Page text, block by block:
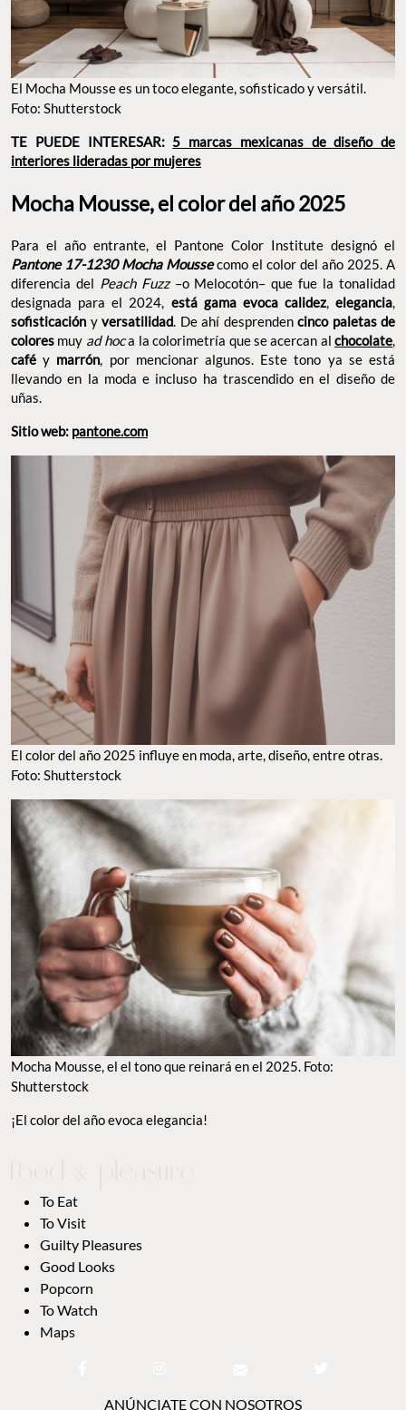
El Mocha Mousse es un toco elegante, sofisticado y versátil.
Foto: Shutterstock
TE PUEDE INTERESAR: 5 marcas mexicanas de diseño de
interiores lideradas por mujeres
Mocha Mousse, el color del año 2025
Para el año entrante, el Pantone Color Institute designó el
Pantone 17-1230 Mocha Moussecomo el color del año 2025. A
diferencia del Peach Fuzz –o Melocotón– que fue la tonalidad
designada para el 2024, está gama evoca calidez, elegancia,
sofisticación y versatilidad. De ahí desprenden cinco paletas de
colores muy ad hoca la colorimetría que se acercan alchocolate,
café y marrón, por mencionar algunos. Este tono ya se está
llevando en la moda e incluso ha trascendido en el diseño de
uñas.
Sitio web: pantone.com
El color del año 2025 influye en moda, arte, diseño, entre otras.
Foto: Shutterstock
Mocha Mousse, el el tono que reinará en el 2025. Foto:
Shutterstock
¡El color del año evoca elegancia!
To Eat
To Visit
Guilty Pleasures
Good Looks
Popcorn
To Watch
Maps
ANÚNCIATE CON NOSOTROS